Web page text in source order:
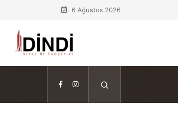
6 Ağustos 2026